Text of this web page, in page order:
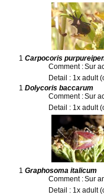
1 Carpocoris
Comment :Sur
Detail : 1x adult
1 Dolycoris baccarum
Comment :Sur
Detail : 1x adult
1 Graphosoma italicum
Comment :Sur
Detail : 1x adult